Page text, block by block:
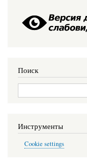
Поиск
Поиск
Инструменты
Cookie settings